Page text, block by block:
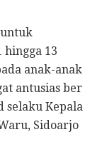
13
anak-anak
antusias ber
selaku Kepala
Sidoarjo